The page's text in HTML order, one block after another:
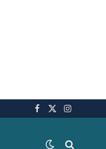
Facebook
X